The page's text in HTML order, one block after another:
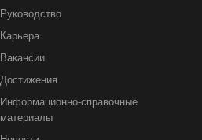
Руководство
Карьера
Вакансии
Достижения
Информационно-справочные
материалы